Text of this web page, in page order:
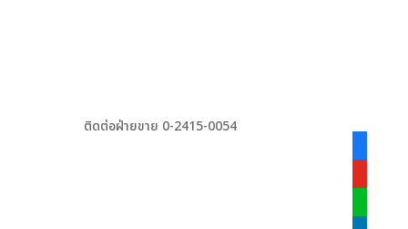
ติดต่อฝ่ายขาย 0-2415-0054